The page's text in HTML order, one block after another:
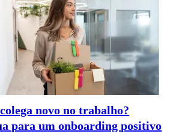
novo no trabalho?
para um onboarding positivo